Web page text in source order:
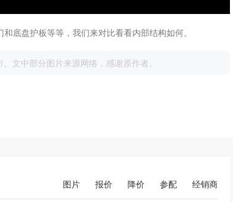
底盘护板等等，我们来对比看看内部结构如何。
文中部分图片来源网络，感谢原作者。
经销商
参配
降价
报价
图片